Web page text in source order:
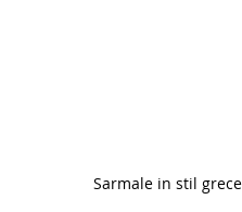
Sarmale in stil